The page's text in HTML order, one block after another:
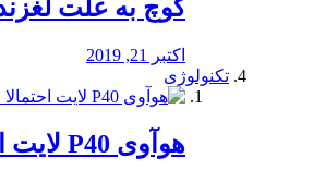
کوچ به علت
اکتبر 21, 2019
تکنولوژی
هوآوی P40 لایت احتمالا موبا